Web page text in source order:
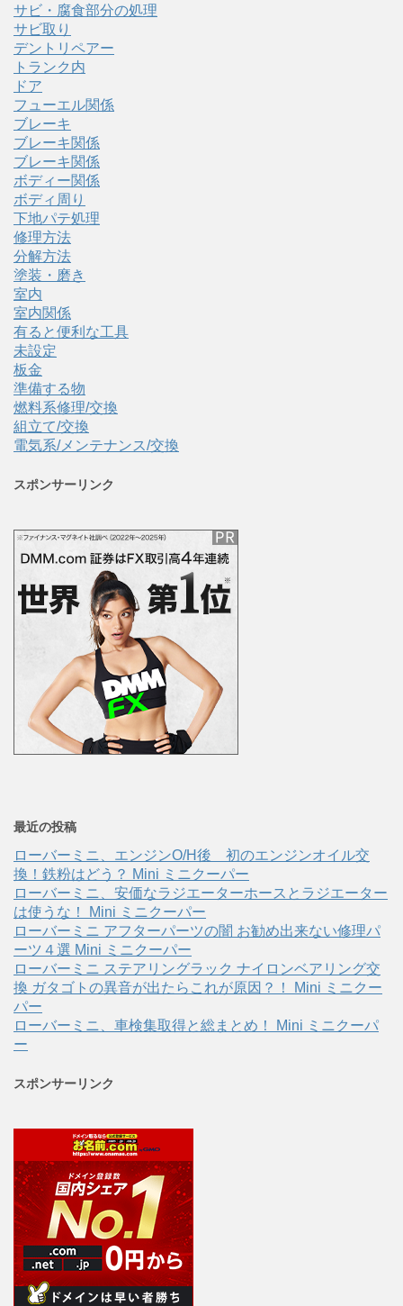
サビ・腐食部分の処理
サビ取り
デントリペアー
トランク内
ドア
フューエル関係
ブレーキ
ブレーキ関係
ブレーキ関係
ボディー関係
ボディ周り
下地パテ処理
修理方法
分解方法
塗装・磨き
室内
室内関係
有ると便利な工具
未設定
板金
準備する物
燃料系修理/交換
組立て/交換
電気系/メンテナンス/交換
スポンサーリンク
最近の投稿
ローバーミニ、エンジンO/H後 初のエンジンオイル交
換！鉄粉はどう？ Mini ミニクーパー
ローバーミニ、安価なラジエーターホースとラジエーター
は使うな！ Mini ミニクーパー
ローバーミニ アフターパーツの闇 お勧め出来ない修理パ
ーツ４選 Mini ミニクーパー
ローバーミニ ステアリングラック ナイロンベアリング交
換 ガタゴトの異音が出たらこれが原因？！ Mini ミニクー
パー
ローバーミニ、車検集取得と総まとめ！ Mini ミニクーパ
ー
スポンサーリンク